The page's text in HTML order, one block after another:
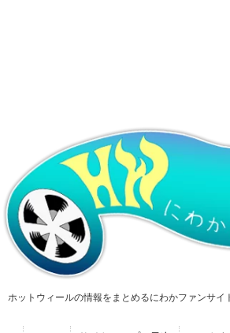
ホットウィールの情報をまとめるにわかファンサイ